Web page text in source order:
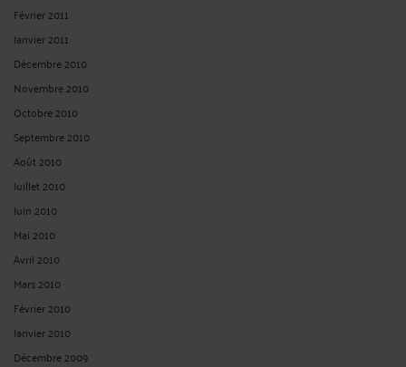
Février 2011
Janvier 2011
Décembre 2010
Novembre 2010
Octobre 2010
Septembre 2010
Août 2010
Juillet 2010
Juin 2010
Mai 2010
Avril 2010
Mars 2010
Février 2010
Janvier 2010
Décembre 2009